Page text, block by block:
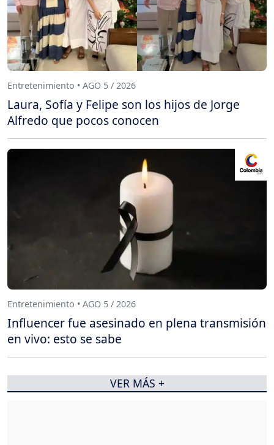
Entretenimiento • AGO 5 / 2026
Laura, Sofía y Felipe son los hijos de Jorge
Alfredo que pocos conocen
Entretenimiento • AGO 5 / 2026
Influencer fue asesinado en plena transmisión
en vivo: esto se sabe
VER MÁS +